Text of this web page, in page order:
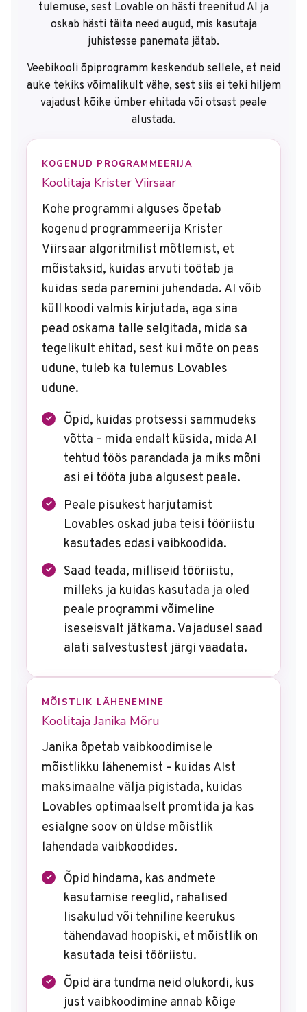
tulemuse, sest Lovable on hästi treenitud AI ja
oskab hästi täita need augud, mis kasutaja
juhistesse panemata jätab.
Veebikooli õpiprogramm keskendub sellele, et neid
auke tekiks võimalikult vähe, sest siis ei teki hiljem
vajadust kõike ümber ehitada või otsast peale
alustada.
KOGENUD PROGRAMMEERIJA
Koolitaja Krister Viirsaar
Kohe programmi alguses õpetab
kogenud programmeerija Krister
Viirsaar algoritmilist mõtlemist, et
mõistaksid, kuidas arvuti töötab ja
kuidas seda paremini juhendada. AI võib
küll koodi valmis kirjutada, aga sina
pead oskama talle selgitada, mida sa
tegelikult ehitad, sest kui mõte on peas
udune, tuleb ka tulemus Lovables
udune.
Õpid, kuidas protsessi sammudeks
võtta – mida endalt küsida, mida AI
tehtud töös parandada ja miks mõni
asi ei tööta juba algusest peale.
Peale pisukest harjutamist
Lovables oskad juba teisi tööriistu
kasutades edasi vaibkoodida.
Saad teada, milliseid tööriistu,
milleks ja kuidas kasutada ja oled
peale programmi võimeline
iseseisvalt jätkama. Vajadusel saad
alati salvestustest järgi vaadata.
MÕISTLIK LÄHENEMINE
Koolitaja Janika Mõru
Janika õpetab vaibkoodimisele
mõistlikku lähenemist – kuidas AIst
maksimaalne välja pigistada, kuidas
Lovables optimaalselt promtida ja kas
esialgne soov on üldse mõistlik
lahendada vaibkoodides.
Õpid hindama, kas andmete
kasutamise reeglid, rahalised
lisakulud või tehniline keerukus
tähendavad hoopiski, et mõistlik on
kasutada teisi tööriistu.
Õpid ära tundma neid olukordi, kus
just vaibkoodimine annab kõige